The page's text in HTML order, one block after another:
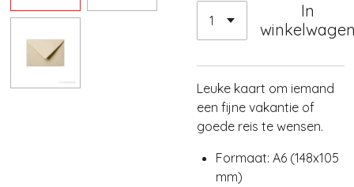
In
Leuke kaart om iemand
een fijne vakantie of
goede reis te wensen.
Formaat: A6 (148x105
mm)